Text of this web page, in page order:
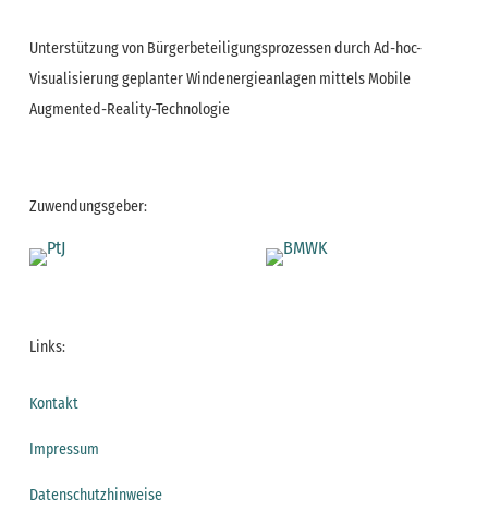
Unterstützung von Bürgerbeteiligungsprozessen durch Ad-hoc-
Visualisierung geplanter Windenergieanlagen mittels Mobile
Augmented-Reality-Technologie
Zuwendungsgeber:
Links:
Kontakt
Impressum
Datenschutzhinweise